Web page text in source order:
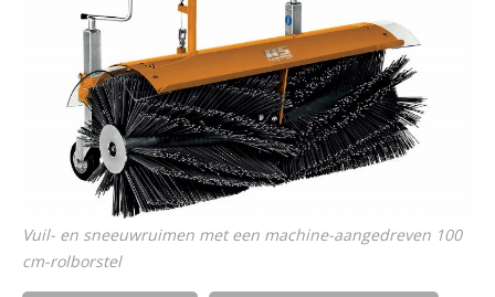
Vuil- en sneeuwruimen met een machine-aangedreven 100
cm-rolborstel